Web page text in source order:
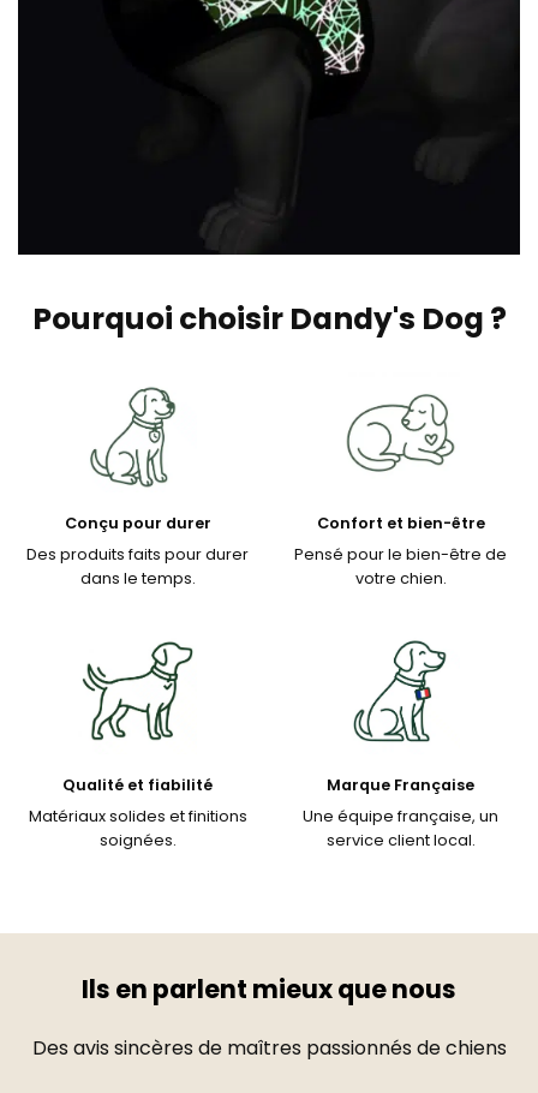
Pourquoi choisir Dandy's Dog ?
Conçu pour durer
Des produits faits pour durer
dans le temps.
Confort et bien-être
Pensé pour le bien-être de
votre chien.
Qualité et fiabilité
Matériaux solides et finitions
soignées.
Marque Française
Une équipe française, un
service client local.
Ils en parlent mieux que nous
Des avis sincères de maîtres passionnés de chiens